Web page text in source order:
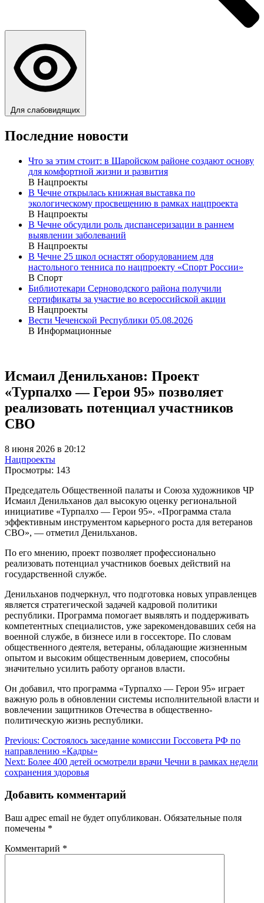
Для слабовидящих
Последние новости
Что за этим стоит: в Шаройском районе создают основу
для комфортной жизни и развития
В Нацпроекты
В Чечне открылась книжная выставка по
экологическому просвещению в рамках нацпроекта
В Нацпроекты
В Чечне обсудили роль диспансеризации в раннем
выявлении заболеваний
В Нацпроекты
В Чечне 25 школ оснастят оборудованием для
настольного тенниса по нацпроекту «Спорт России»
В Спорт
Библиотекари Серноводского района получили
сертификаты за участие во всероссийской акции
В Нацпроекты
Вести Чеченской Республики 05.08.2026
В Информационные
Исмаил Денильханов: Проект
«Турпалхо — Герои 95» позволяет
реализовать потенциал участников
СВО
8 июня 2026 в 20:12
Нацпроекты
Просмотры: 143
Председатель Общественной палаты и Союза художников ЧР
Исмаил Денильханов дал высокую оценку региональной
инициативе «Турпалхо — Герои 95». «Программа стала
эффективным инструментом карьерного роста для ветеранов
СВО», — отметил Денильханов.
По его мнению, проект позволяет профессионально
реализовать потенциал участников боевых действий на
государственной службе.
Денильханов подчеркнул, что подготовка новых управленцев
является стратегической задачей кадровой политики
республики. Программа помогает выявлять и поддерживать
компетентных специалистов, уже зарекомендовавших себя на
военной службе, в бизнесе или в госсекторе. По словам
общественного деятеля, ветераны, обладающие жизненным
опытом и высоким общественным доверием, способны
значительно усилить работу органов власти.
Он добавил, что программа «Турпалхо — Герои 95» играет
важную роль в обновлении системы исполнительной власти и
вовлечении защитников Отечества в общественно-
политическую жизнь республики.
Навигация
по
записям
Previous: Состоялось заседание комиссии Госсовета РФ по
направлению «Кадры»
Next: Более 400 детей осмотрели врачи Чечни в рамках недели
сохранения здоровья
Добавить комментарий
Ваш адрес email не будет опубликован. Обязательные поля
помечены *
Комментарий *